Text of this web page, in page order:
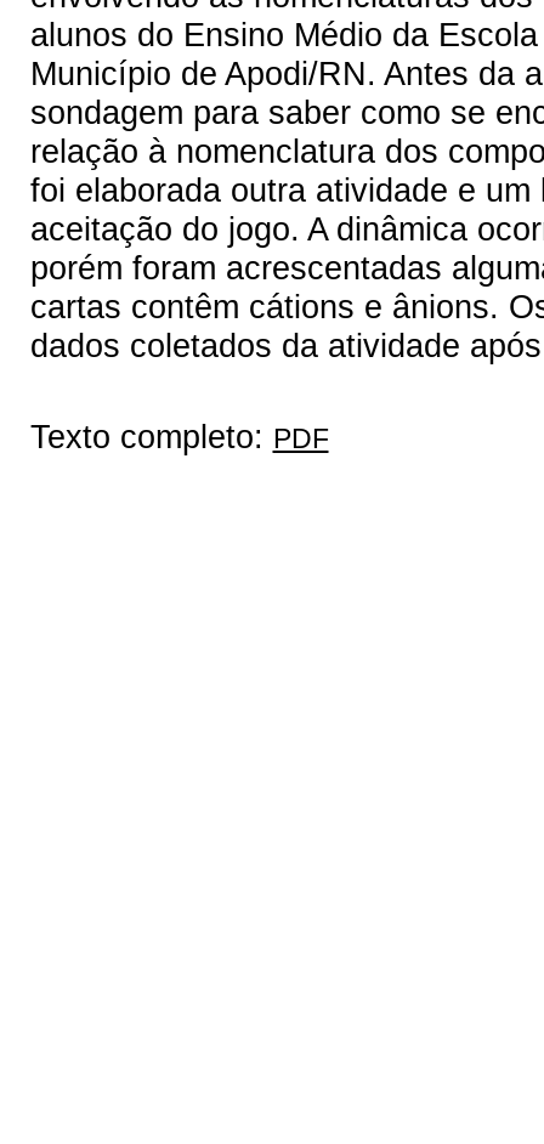
alunos do Ensino Médio da
Município de Apodi/RN. Antes da
sondagem para saber como se
relação à nomenclatura dos
foi elaborada outra atividade e
aceitação do jogo. A dinâmica
porém foram acrescentadas
cartas contêm cátions e ânions.
dados coletados da atividade
Texto completo: PDF